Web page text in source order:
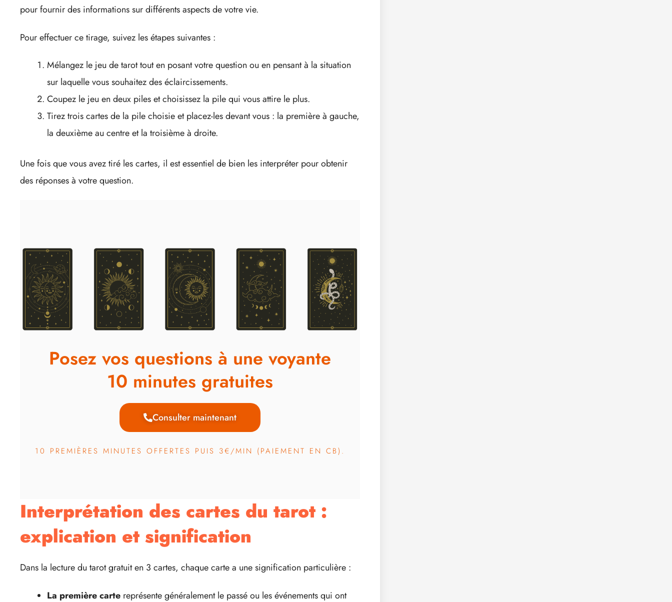
pour fournir des informations sur différents aspects de votre vie.
Pour effectuer ce tirage, suivez les étapes suivantes :
Mélangez le jeu de tarot tout en posant votre question ou en pensant à la situation
sur laquelle vous souhaitez des éclaircissements.
Coupez le jeu en deux piles et choisissez la pile qui vous attire le plus.
Tirez trois cartes de la pile choisie et placez-les devant vous : la première à gauche,
la deuxième au centre et la troisième à droite.
Une fois que vous avez tiré les cartes, il est essentiel de bien les interpréter pour obtenir
des réponses à votre question.
Posez vos questions à une voyante
10 minutes gratuites
Consulter maintenant
10 PREMIÈRES MINUTES OFFERTES PUIS 3€/MIN (PAIEMENT EN CB).
Interprétation des cartes du tarot :
explication et signification
Dans la lecture du tarot gratuit en 3 cartes, chaque carte a une signification particulière :
La première carte représente généralement le passé ou les événements qui ont